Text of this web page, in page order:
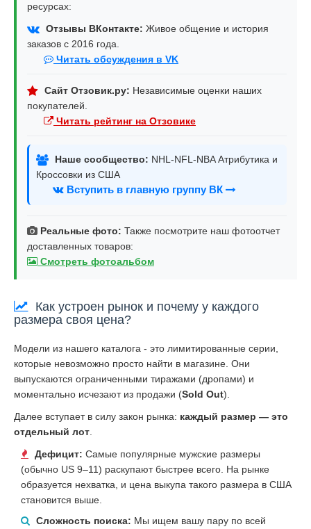
ресурсах:
Отзывы ВКонтакте: Живое общение и история
заказов с 2016 года.
Читать обсуждения в VK
Сайт Отзовик.ру: Независимые оценки наших
покупателей.
Читать рейтинг на Отзовике
Наше сообщество: NHL-NFL-NBA Атрибутика и
Кроссовки из США
Вступить в главную группу ВК
Реальные фото: Также посмотрите наш фотоотчет
доставленных товаров:
Смотреть фотоальбом
Как устроен рынок и почему у каждого
размера своя цена?
Модели из нашего каталога - это лимитированные серии,
которые невозможно просто найти в магазине. Они
выпускаются ограниченными тиражами (дропами) и
моментально исчезают из продажи (Sold Out).
Далее вступает в силу закон рынка: каждый размер — это
отдельный лот
Дефицит: Самые популярные мужские размеры
(обычно US 9–11) раскупают быстрее всего. На рынке
образуется нехватка, и цена выкупа такого размера в США
становится выше.
Сложность поиска: Мы ищем вашу пару по всей